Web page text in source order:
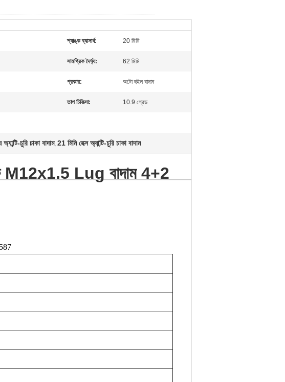
শ্যাঙ্ক ব্যাসার্ধ: 20 মিমি
সামগ্রিক দৈর্ঘ্য: 62 মিমি
প্রকার: অটো হুইল বাদাম
তাপ চিকিত্সা: 10.9 গ্রেড
অ্যান্টি-চুরি চাকা বাদাম, 21 মিমি হেক্স অ্যান্টি-চুরি চাকা বাদাম
M12x1.5 Lug বাদাম 4+2